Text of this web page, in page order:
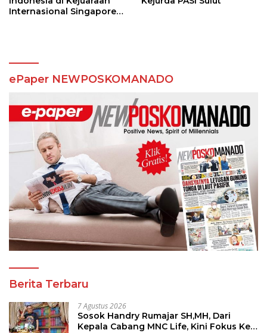
Internasional Singapore
ePaper NEWPOSKOMANADO
Berita Terbaru
7 Agustus 2026
Sosok Handry Rumajar SH,MH, Dari
Kepala Cabang MNC Life, Kini Fokus Ke